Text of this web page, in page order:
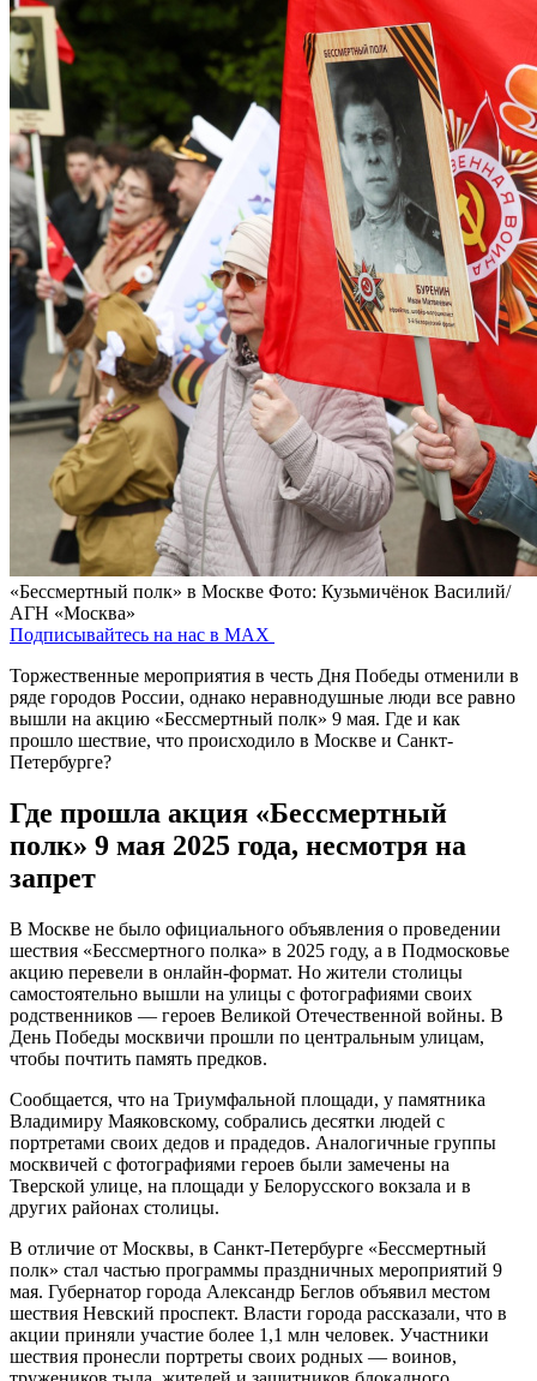
«Бессмертный полк» в Москве Фото: Кузьмичёнок Василий/
АГН «Москва»
Подписывайтесь на нас в MAX
Торжественные мероприятия в честь Дня Победы отменили в
ряде городов России, однако неравнодушные люди все равно
вышли на акцию «Бессмертный полк» 9 мая. Где и как
прошло шествие, что происходило в Москве и Санкт-
Петербурге?
Где прошла акция «Бессмертный
полк» 9 мая 2025 года, несмотря на
запрет
В Москве не было официального объявления о проведении
шествия «Бессмертного полка» в 2025 году, а в Подмосковье
акцию перевели в онлайн-формат. Но жители столицы
самостоятельно вышли на улицы с фотографиями своих
родственников — героев Великой Отечественной войны. В
День Победы москвичи прошли по центральным улицам,
чтобы почтить память предков.
Сообщается, что на Триумфальной площади, у памятника
Владимиру Маяковскому, собрались десятки людей с
портретами своих дедов и прадедов. Аналогичные группы
москвичей с фотографиями героев были замечены на
Тверской улице, на площади у Белорусского вокзала и в
других районах столицы.
В отличие от Москвы, в Санкт-Петербурге «Бессмертный
полк» стал частью программы праздничных мероприятий 9
мая. Губернатор города Александр Беглов объявил местом
шествия Невский проспект. Власти города рассказали, что в
акции приняли участие более 1,1 млн человек. Участники
шествия пронесли портреты своих родных — воинов,